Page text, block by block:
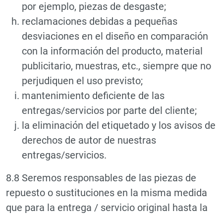
por ejemplo, piezas de desgaste;
reclamaciones debidas a pequeñas
desviaciones en el diseño en comparación
con la información del producto, material
publicitario, muestras, etc., siempre que no
perjudiquen el uso previsto;
mantenimiento deficiente de las
entregas/servicios por parte del cliente;
la eliminación del etiquetado y los avisos de
derechos de autor de nuestras
entregas/servicios.
8.8 Seremos responsables de las piezas de
repuesto o sustituciones en la misma medida
que para la entrega / servicio original hasta la